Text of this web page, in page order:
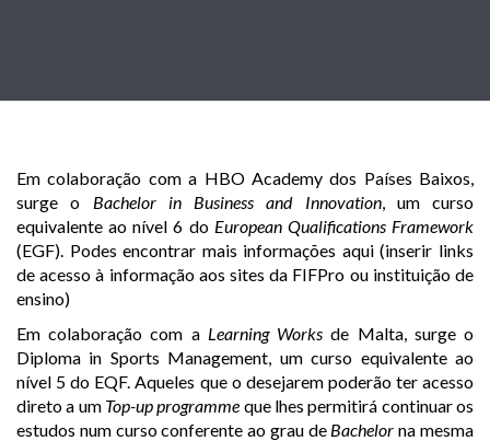
Em colaboração com a HBO Academy dos Países Baixos,
surge o Bachelor in Business and Innovation, um curso
equivalente ao nível 6 do European Qualifications Framework
(EGF). Podes encontrar mais informações aqui (inserir links
de acesso à informação aos sites da FIFPro ou instituição de
ensino)
Em colaboração com a Learning Works de Malta, surge o
Diploma in Sports Management, um curso equivalente ao
nível 5 do EQF. Aqueles que o desejarem poderão ter acesso
direto a um Top-up programme que lhes permitirá continuar os
estudos num curso conferente ao grau de Bachelorna mesma